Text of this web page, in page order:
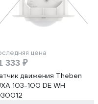
цена
333 ₽
движения Theben
103-100 DE WH